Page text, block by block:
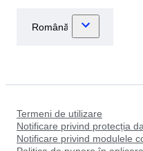
Termeni de utilizare
Notificare privind protecția
Notificare privind modulele